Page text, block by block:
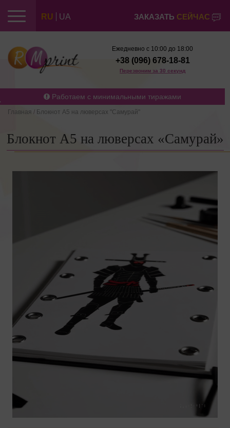
RU UA ЗАКАЗАТЬ СЕЙЧАС
Ежедневно с 10:00 до 18:00
+38 (096) 678-18-81
Перезвоним за 30 секунд
Работаем с минимальными тиражами
Главная / Блокнот А5 на люверсах "Самурай"
Блокнот А5 на люверсах «Самурай»